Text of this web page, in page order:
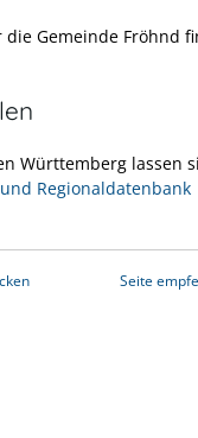
Gemeinde Fröhnd
Württemberg lassen
Regionaldatenbank
Seite